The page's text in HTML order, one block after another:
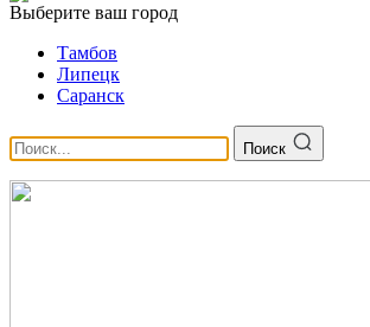
Выберите ваш город
Тамбов
Липецк
Саранск
Поиск